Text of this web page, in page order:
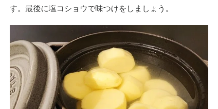
す。最後に塩コショウで味つけをしましょう。